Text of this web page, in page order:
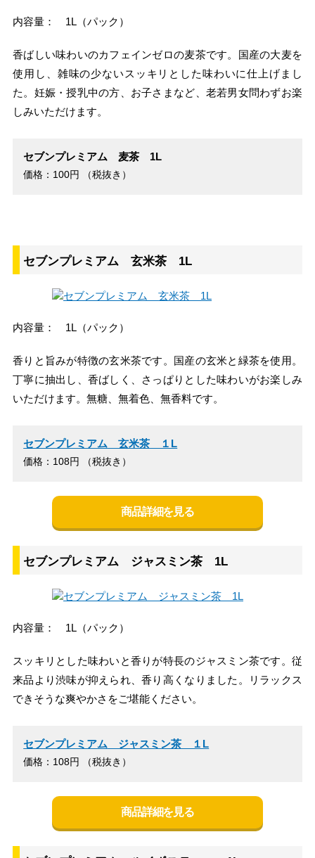
内容量： 1L（パック）
香ばしい味わいのカフェインゼロの麦茶です。国産の大麦を
使用し、雑味の少ないスッキリとした味わいに仕上げまし
た。妊娠・授乳中の方、お子さまなど、老若男女問わずお楽
しみいただけます。
セブンプレミアム 麦茶 1L
価格：100円 （税抜き）
セブンプレミアム 玄米茶 1L
内容量： 1L（パック）
香りと旨みが特徴の玄米茶です。国産の玄米と緑茶を使用。
丁寧に抽出し、香ばしく、さっぱりとした味わいがお楽しみ
いただけます。無糖、無着色、無香料です。
セブンプレミアム 玄米茶 １L
価格：108円 （税抜き）
商品詳細を見る
セブンプレミアム ジャスミン茶 1L
内容量： 1L（パック）
スッキリとした味わいと香りが特長のジャスミン茶です。従
来品より渋味が抑えられ、香り高くなりました。リラックス
できそうな爽やかさをご堪能ください。
セブンプレミアム ジャスミン茶 １L
価格：108円 （税抜き）
商品詳細を見る